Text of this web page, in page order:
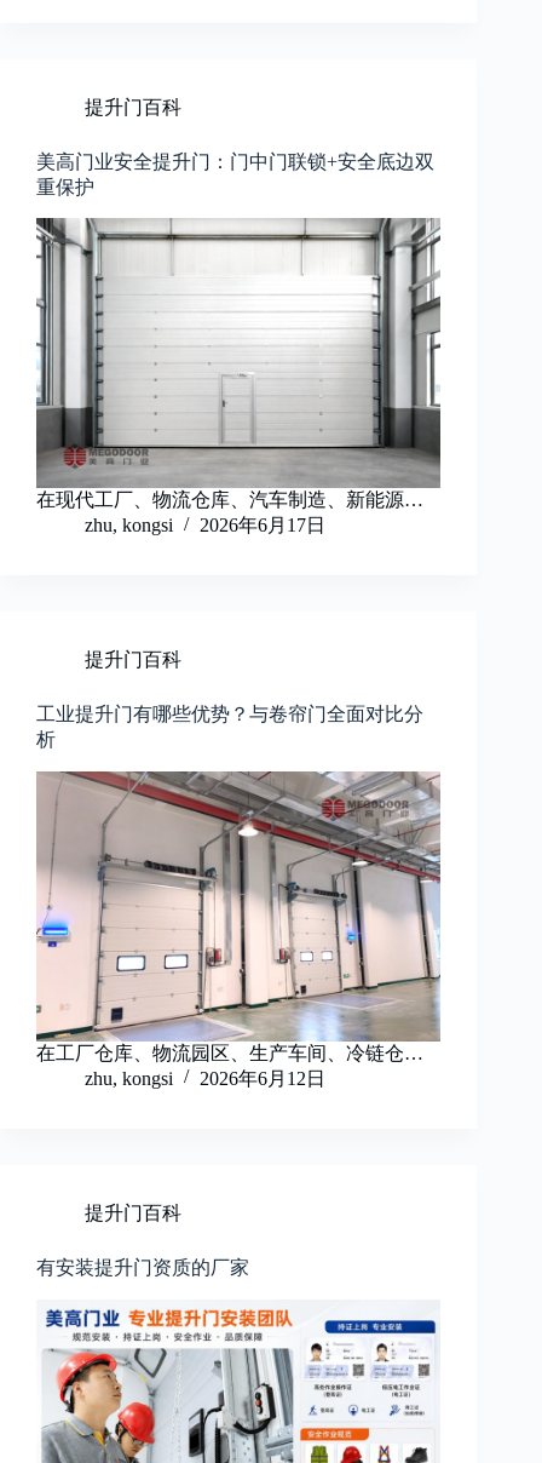
提升门百科
美高门业安全提升门：门中门联锁+安全底边双
重保护
在现代工厂、物流仓库、汽车制造、新能源…
zhu, kongsi
2026年6月17日
提升门百科
工业提升门有哪些优势？与卷帘门全面对比分
析
在工厂仓库、物流园区、生产车间、冷链仓…
zhu, kongsi
2026年6月12日
提升门百科
有安装提升门资质的厂家